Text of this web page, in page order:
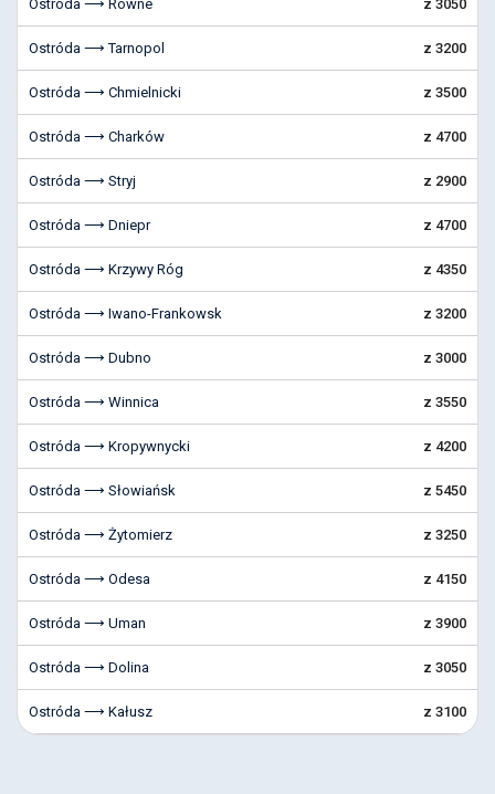
Ostróda ⟶ Równe z 3050
Ostróda ⟶ Tarnopol z 3200
Ostróda ⟶ Chmielnicki z 3500
Ostróda ⟶ Charków z 4700
Ostróda ⟶ Stryj z 2900
Ostróda ⟶ Dniepr z 4700
Ostróda ⟶ Krzywy Róg z 4350
Ostróda ⟶ Iwano-Frankowsk z 3200
Ostróda ⟶ Dubno z 3000
Ostróda ⟶ Winnica z 3550
Ostróda ⟶ Kropywnycki z 4200
Ostróda ⟶ Słowiańsk z 5450
Ostróda ⟶ Żytomierz z 3250
Ostróda ⟶ Odesa z 4150
Ostróda ⟶ Uman z 3900
Ostróda ⟶ Dolina z 3050
Ostróda ⟶ Kałusz z 3100